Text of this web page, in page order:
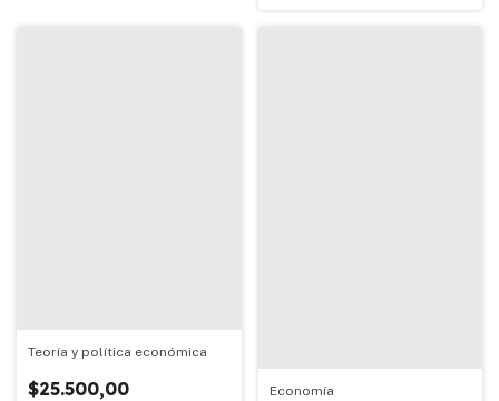
Teoría y política económica
$25.500,00 Economía